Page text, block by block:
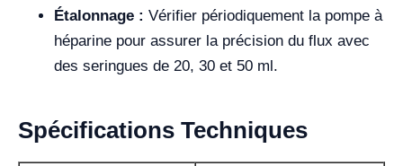
Étalonnage : Vérifier périodiquement la pompe à
héparine pour assurer la précision du flux avec
des seringues de 20, 30 et 50 ml.
Spécifications Techniques